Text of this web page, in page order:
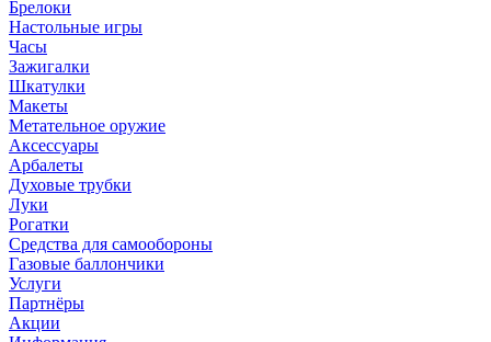
Брелоки
Настольные игры
Часы
Зажигалки
Шкатулки
Макеты
Метательное оружие
Аксессуары
Арбалеты
Духовые трубки
Луки
Рогатки
Средства для самообороны
Газовые баллончики
Услуги
Партнёры
Акции